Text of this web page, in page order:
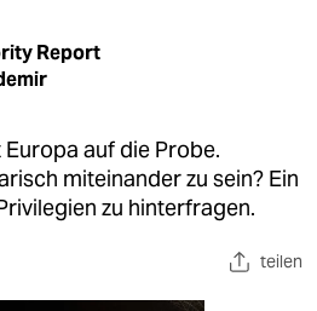
Report
auf die Probe.
miteinander zu sein? Ein
zu hinterfragen.
teilen